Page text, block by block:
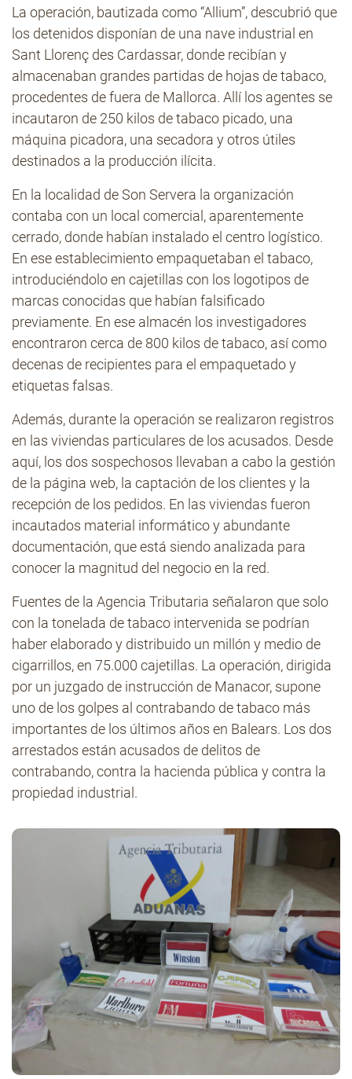
La operación, bautizada como “Allium”, descubrió que
los detenidos disponían de una nave industrial en
Sant Llorenç des Cardassar, donde recibían y
almacenaban grandes partidas de hojas de tabaco,
procedentes de fuera de Mallorca. Allí los agentes se
incautaron de 250 kilos de tabaco picado, una
máquina picadora, una secadora y otros útiles
destinados a la producción ilícita.
En la localidad de Son Servera la organización
contaba con un local comercial, aparentemente
cerrado, donde habían instalado el centro logístico.
En ese establecimiento empaquetaban el tabaco,
introduciéndolo en cajetillas con los logotipos de
marcas conocidas que habían falsificado
previamente. En ese almacén los investigadores
encontraron cerca de 800 kilos de tabaco, así como
decenas de recipientes para el empaquetado y
etiquetas falsas.
Además, durante la operación se realizaron registros
en las viviendas particulares de los acusados. Desde
aquí, los dos sospechosos llevaban a cabo la gestión
de la página web, la captación de los clientes y la
recepción de los pedidos. En las viviendas fueron
incautados material informático y abundante
documentación, que está siendo analizada para
conocer la magnitud del negocio en la red.
Fuentes de la Agencia Tributaria señalaron que solo
con la tonelada de tabaco intervenida se podrían
haber elaborado y distribuido un millón y medio de
cigarrillos, en 75.000 cajetillas. La operación, dirigida
por un juzgado de instrucción de Manacor, supone
uno de los golpes al contrabando de tabaco más
importantes de los últimos años en Balears. Los dos
arrestados están acusados de delitos de
contrabando, contra la hacienda pública y contra la
propiedad industrial.